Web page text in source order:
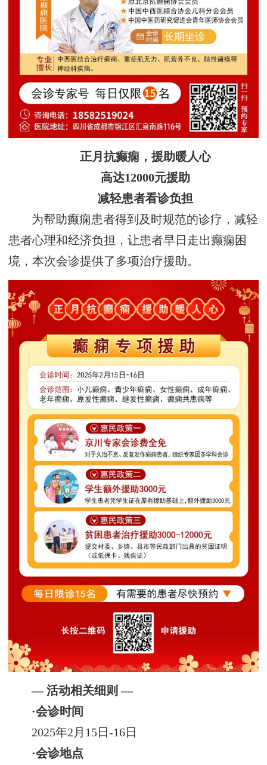
正月抗癫痫，援助暖人心
高达12000元援助
减轻患者看诊负担
为帮助癫痫患者得到及时规范的诊疗，减轻
患者心理和经济负担，让患者早日走出癫痫困
境，本次会诊提供了多项治疗援助。
— 活动相关细则 —
·会诊时间
2025年2月15日-16日
·会诊地点